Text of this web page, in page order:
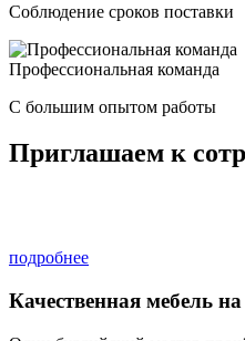
Соблюдение сроков поставки
Профессиональная команда
С большим опытом работы
Приглашаем к
подробнее
Качественная мебель на